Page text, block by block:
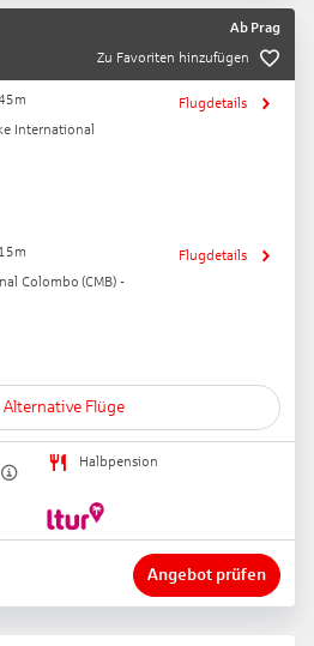
Ab Prag
Zu Favoriten hinzufügen
International
Flugdetails
Colombo (CMB) -
Flugdetails
Alternative Flüge
Halbpension
Angebot prüfen